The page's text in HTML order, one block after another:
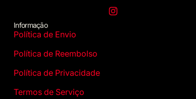
Instagram
Informação
Política de Envio
Política de Reembolso
Política de Privacidade
Termos de Serviço